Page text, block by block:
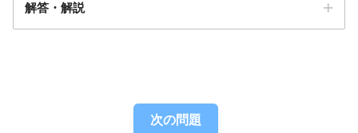
解答・解説
次の問題